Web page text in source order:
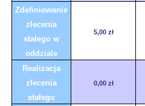
Zdefiniowanie
zlecenia
stałego w
oddziale
5,00 zł
Realizacja
zlecenia
stałego
0,00 zł